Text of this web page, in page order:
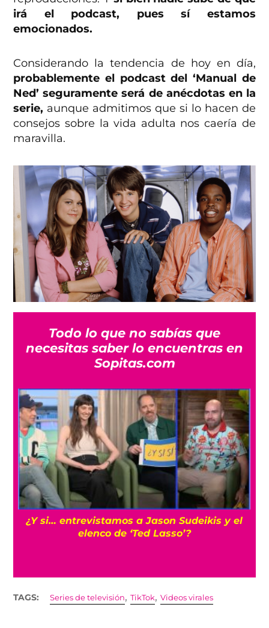
irá el podcast, pues sí estamos
emocionados.
Considerando la tendencia de hoy en día,
probablemente el podcast del ‘Manual de
Ned’ seguramente será de anécdotas en la
serie, aunque admitimos que si lo hacen de
consejos sobre la vida adulta nos caería de
maravilla.
Todo lo que no sabías que
necesitas saber lo encuentras en
Sopitas.com
¿Y si… entrevistamos a Jason Sudeikis y el
elenco de ‘Ted Lasso’?
TAGS: Series de televisión,TikTok,Videos virales